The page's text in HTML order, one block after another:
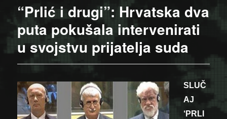
“Prlić i drugi”: Hrvatska dva
puta pokušala intervenirati
u svojstvu prijatelja suda
SLUČ
AJ
‘PRLI